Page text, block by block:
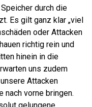
durch die
Es gilt ganz klar „viel
oder Attacken
richtig rein und
hinein in die
uns zudem
Attacken
nach vorne bringen.